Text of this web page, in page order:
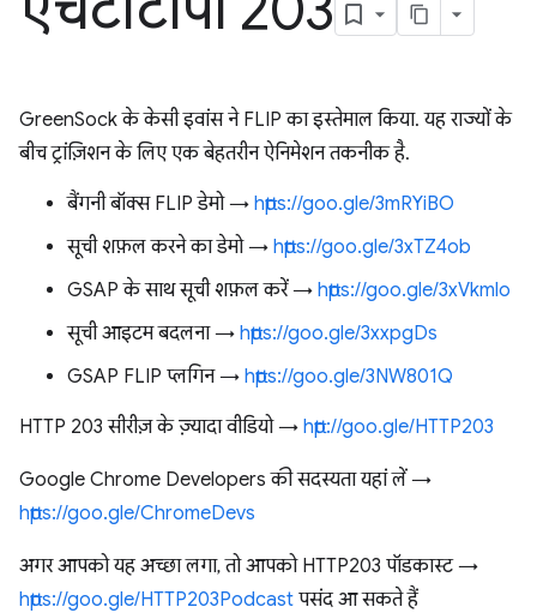
GreenSock के केसी इवांस ने FLIP का इस्तेमाल किया. यह राज्यों के
बीच ट्रांज़िशन के लिए एक बेहतरीन ऐनिमेशन तकनीक है.
बैंगनी बॉक्स FLIP डेमो → https://goo.gle/3mRYiBO
सूची शफ़ल करने का डेमो → https://goo.gle/3xTZ4ob
GSAP के साथ सूची शफ़ल करें → https://goo.gle/3xVkmlo
सूची आइटम बदलना → https://goo.gle/3xxpgDs
GSAP FLIP प्लगिन → https://goo.gle/3NW801Q
HTTP 203 सीरीज़ के ज़्यादा वीडियो → http://goo.gle/HTTP203
Google Chrome Developers की सदस्यता यहां लें →
https://goo.gle/ChromeDevs
अगर आपको यह अच्छा लगा, तो आपको HTTP203 पॉडकास्ट →
https://goo.gle/HTTP203Podcast पसंद आ सकते हैं